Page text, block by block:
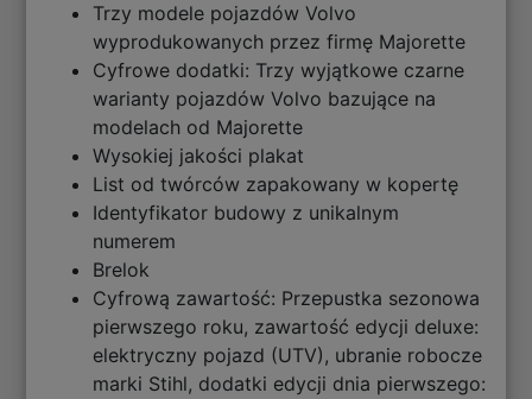
Trzy modele pojazdów Volvo
wyprodukowanych przez firmę Majorette
Cyfrowe dodatki: Trzy wyjątkowe czarne
warianty pojazdów Volvo bazujące na
modelach od Majorette
Wysokiej jakości plakat
List od twórców zapakowany w kopertę
Identyfikator budowy z unikalnym
numerem
Brelok
Cyfrową zawartość: Przepustka sezonowa
pierwszego roku, zawartość edycji deluxe:
elektryczny pojazd (UTV), ubranie robocze
marki Stihl, dodatki edycji dnia pierwszego: